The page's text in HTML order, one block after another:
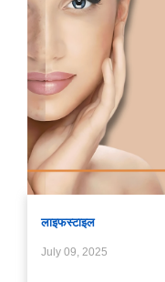
लाइफस्टाइल
July 09, 2025